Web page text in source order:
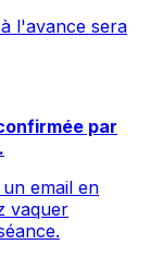
l'avance sera
par
email en
vaquer